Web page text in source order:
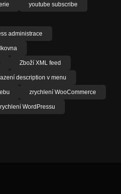
youtube subscribe
administrace
Zboží XML feed
description v menu
zrychlení WooCommerce
WordPressu